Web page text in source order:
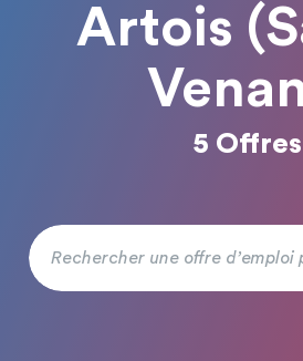
Artois
5 Offres